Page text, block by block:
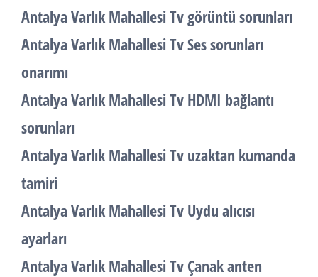
Antalya Varlık Mahallesi Tv görüntü sorunları
Antalya Varlık Mahallesi Tv Ses sorunları
onarımı
Antalya Varlık Mahallesi Tv HDMI bağlantı
sorunları
Antalya Varlık Mahallesi Tv uzaktan kumanda
tamiri
Antalya Varlık Mahallesi Tv Uydu alıcısı
ayarları
Antalya Varlık Mahallesi Tv Çanak anten